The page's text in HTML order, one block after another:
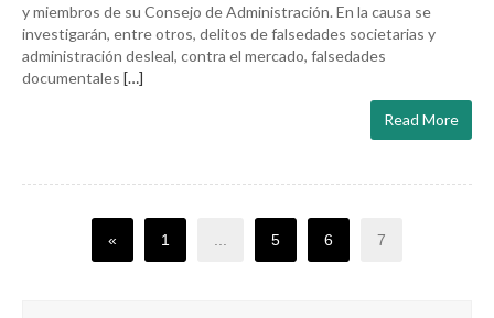
y miembros de su Consejo de Administración. En la causa se
investigarán, entre otros, delitos de falsedades societarias y
administración desleal, contra el mercado, falsedades
documentales […]
Read More
« 1 5 6 7